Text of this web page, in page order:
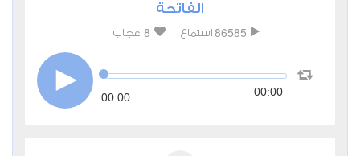
الفاتحة
86585 استماع 8 اعجاب
00:00 00:00